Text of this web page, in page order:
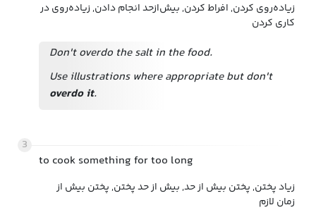
زیاده‌روی کردن, افراط کردن, بیش‌ازحد انجام دادن, زیاده‌روی در
کاری کردن
Don't overdo the salt in the food.
Use illustrations where appropriate but don't
overdo it.
3
to cook something for too long
زیاد پختن, پختن بیش از حد, بیش از حد پختن, پختن بیش از
زمان لازم